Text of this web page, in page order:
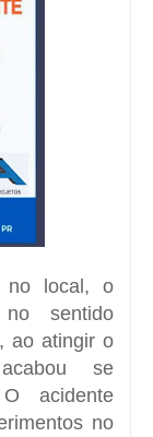
no local, o
sentido
ao atingir o
se
acidente
no